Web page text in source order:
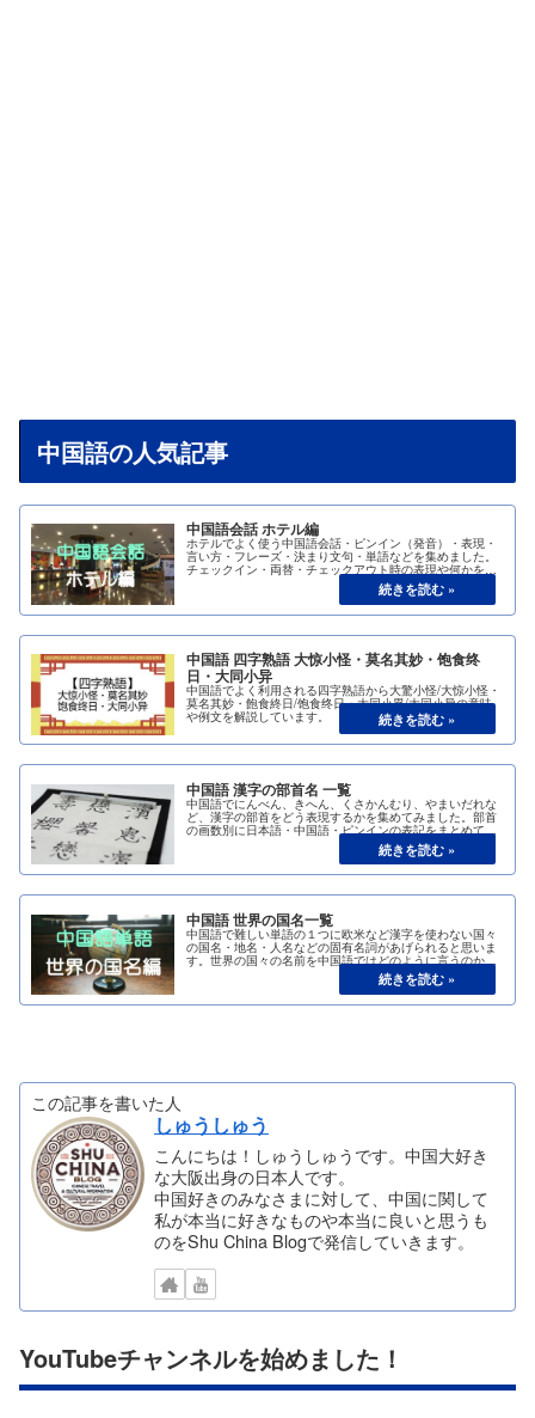
中国語の人気記事
中国語会話 ホテル編
ホテルでよく使う中国語会話・ピンイン（発音）・表現・
言い方・フレーズ・決まり文句・単語などを集めました。
チェックイン・両替・チェックアウト時の表現や何かを依
頼するときの表現やトラブル対応時の表現など、ホテルで
よく利用する中国語会話を紹介します。
中国語 四字熟語 大惊小怪・莫名其妙・饱食终
日・大同小异
中国語でよく利用される四字熟語から大驚小怪/大惊小怪・
莫名其妙・飽食終日/饱食终日・大同小異/大同小异の意味
や例文を解説しています。
中国語 漢字の部首名 一覧
中国語でにんべん、きへん、くさかんむり、やまいだれな
ど、漢字の部首をどう表現するかを集めてみました。部首
の画数別に日本語・中国語・ピンインの表記をまとめてみ
ましたのでご活用ください。
中国語 世界の国名一覧
中国語で難しい単語の１つに欧米など漢字を使わない国々
の国名・地名・人名などの固有名詞があげられると思いま
す。世界の国々の名前を中国語ではどのように言うのか国
名の単語を集めてみました。世界の国はたくさんあるの
この記事を書いた人
しゅうしゅう
こんにちは！しゅうしゅうです。中国大好き
な大阪出身の日本人です。
中国好きのみなさまに対して、中国に関して
私が本当に好きなものや本当に良いと思うも
のをShu China Blogで発信していきます。
YouTubeチャンネルを始めました！